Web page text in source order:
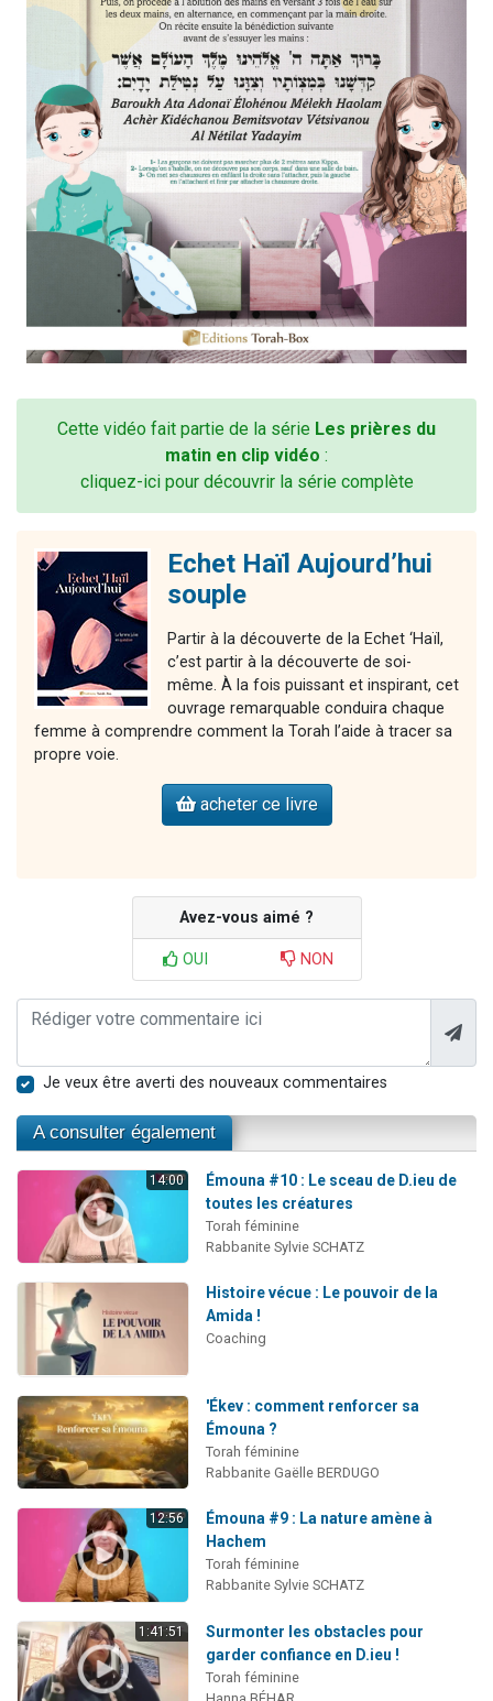
Cette vidéo fait partie de la série Les prières du
matin en clip vidéo :
cliquez-ici pour découvrir la série complète
Echet Haïl Aujourd’hui
souple
Partir à la découverte de la Echet ‘Haïl,
c’est partir à la découverte de soi-
même. À la fois puissant et inspirant, cet
ouvrage remarquable conduira chaque
femme à comprendre comment la Torah l’aide à tracer sa
propre voie.
acheter ce livre
Avez-vous aimé ?
OUI NON
Je veux être averti des nouveaux commentaires
A consulter également
14:00
Émouna #10 : Le sceau de D.ieu de
toutes les créatures
Torah féminine
Rabbanite Sylvie SCHATZ
Histoire vécue : Le pouvoir de la
Amida !
Coaching
'Ékev : comment renforcer sa
Émouna ?
Torah féminine
Rabbanite Gaëlle BERDUGO
12:56
Émouna #9 : La nature amène à
Hachem
Torah féminine
Rabbanite Sylvie SCHATZ
1:41:51
Surmonter les obstacles pour
garder confiance en D.ieu !
Torah féminine